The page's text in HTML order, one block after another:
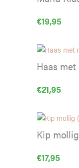
€19,95
Haas
€21,95
Kip
€17,95